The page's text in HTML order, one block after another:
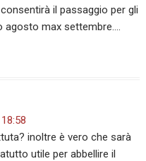
il passaggio per gli
agosto max settembre….
inoltre è vero che sarà
utile per abbellire il